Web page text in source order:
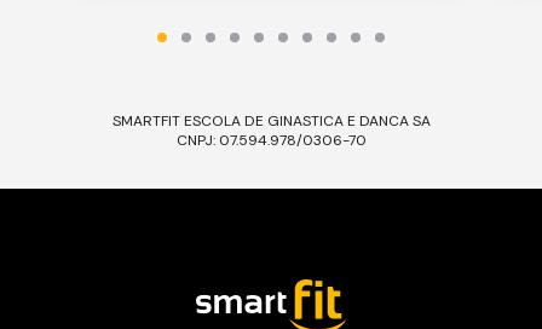
SMARTFIT ESCOLA DE GINASTICA E DANCA SA
CNPJ: 07.594.978/0306-70